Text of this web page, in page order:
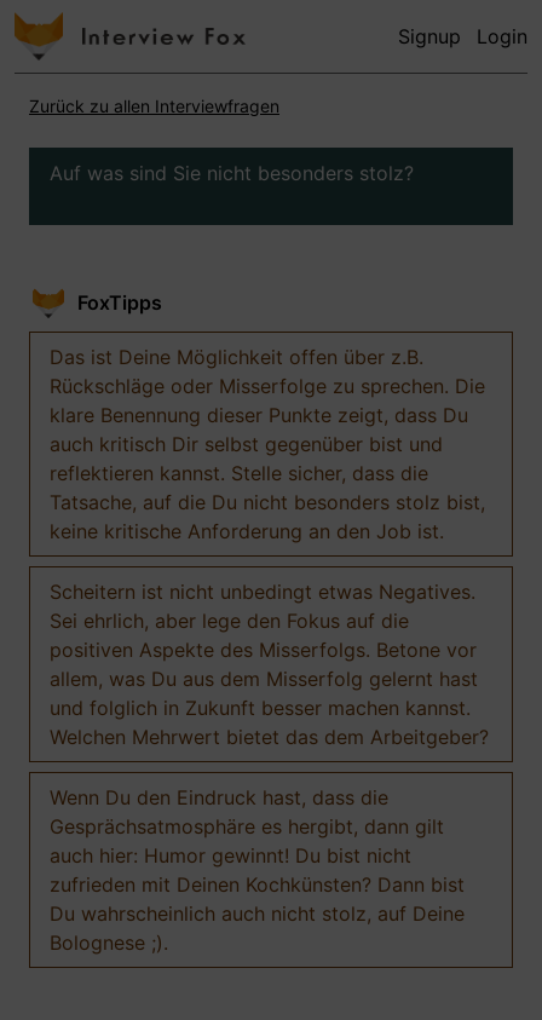
Signup Login
Zurück zu allen Interviewfragen
Auf was sind Sie nicht besonders stolz?
FoxTipps
Das ist Deine Möglichkeit offen über z.B.
Rückschläge oder Misserfolge zu sprechen. Die
klare Benennung dieser Punkte zeigt, dass Du
auch kritisch Dir selbst gegenüber bist und
reflektieren kannst. Stelle sicher, dass die
Tatsache, auf die Du nicht besonders stolz bist,
keine kritische Anforderung an den Job ist.
Scheitern ist nicht unbedingt etwas Negatives.
Sei ehrlich, aber lege den Fokus auf die
positiven Aspekte des Misserfolgs. Betone vor
allem, was Du aus dem Misserfolg gelernt hast
und folglich in Zukunft besser machen kannst.
Welchen Mehrwert bietet das dem Arbeitgeber?
Wenn Du den Eindruck hast, dass die
Gesprächsatmosphäre es hergibt, dann gilt
auch hier: Humor gewinnt! Du bist nicht
zufrieden mit Deinen Kochkünsten? Dann bist
Du wahrscheinlich auch nicht stolz, auf Deine
Bolognese ;).